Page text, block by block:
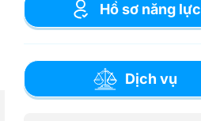
Hồ sơ năng lực
Dịch vụ